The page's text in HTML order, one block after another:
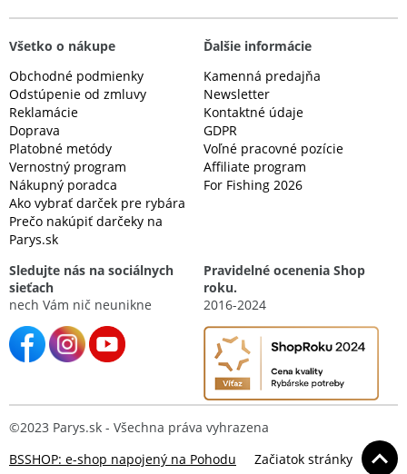
Všetko o nákupe
Obchodné podmienky
Odstúpenie od zmluvy
Reklamácie
Doprava
Platobné metódy
Vernostný program
Nákupný poradca
Ako vybrať darček pre rybára
Prečo nakúpiť darčeky na
Parys.sk
Ďalšie informácie
Kamenná predajňa
Newsletter
Kontaktné údaje
GDPR
Voľné pracovné pozície
Affiliate program
For Fishing 2026
Sledujte nás na sociálnych
sieťach
nech Vám nič neunikne
Pravidelné ocenenia Shop
roku.
2016-2024
©2023 Parys.sk - Všechna práva vyhrazena
BSSHOP: e-shop napojený na Pohodu
Začiatok stránky